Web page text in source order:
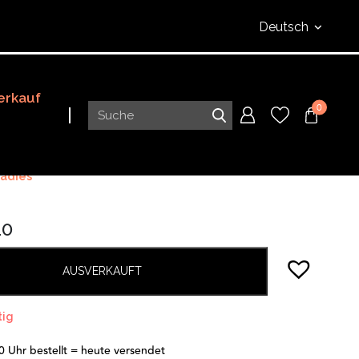
Deutsch
0
AUSVERKAUFT
Uhr bestellt = heute versendet